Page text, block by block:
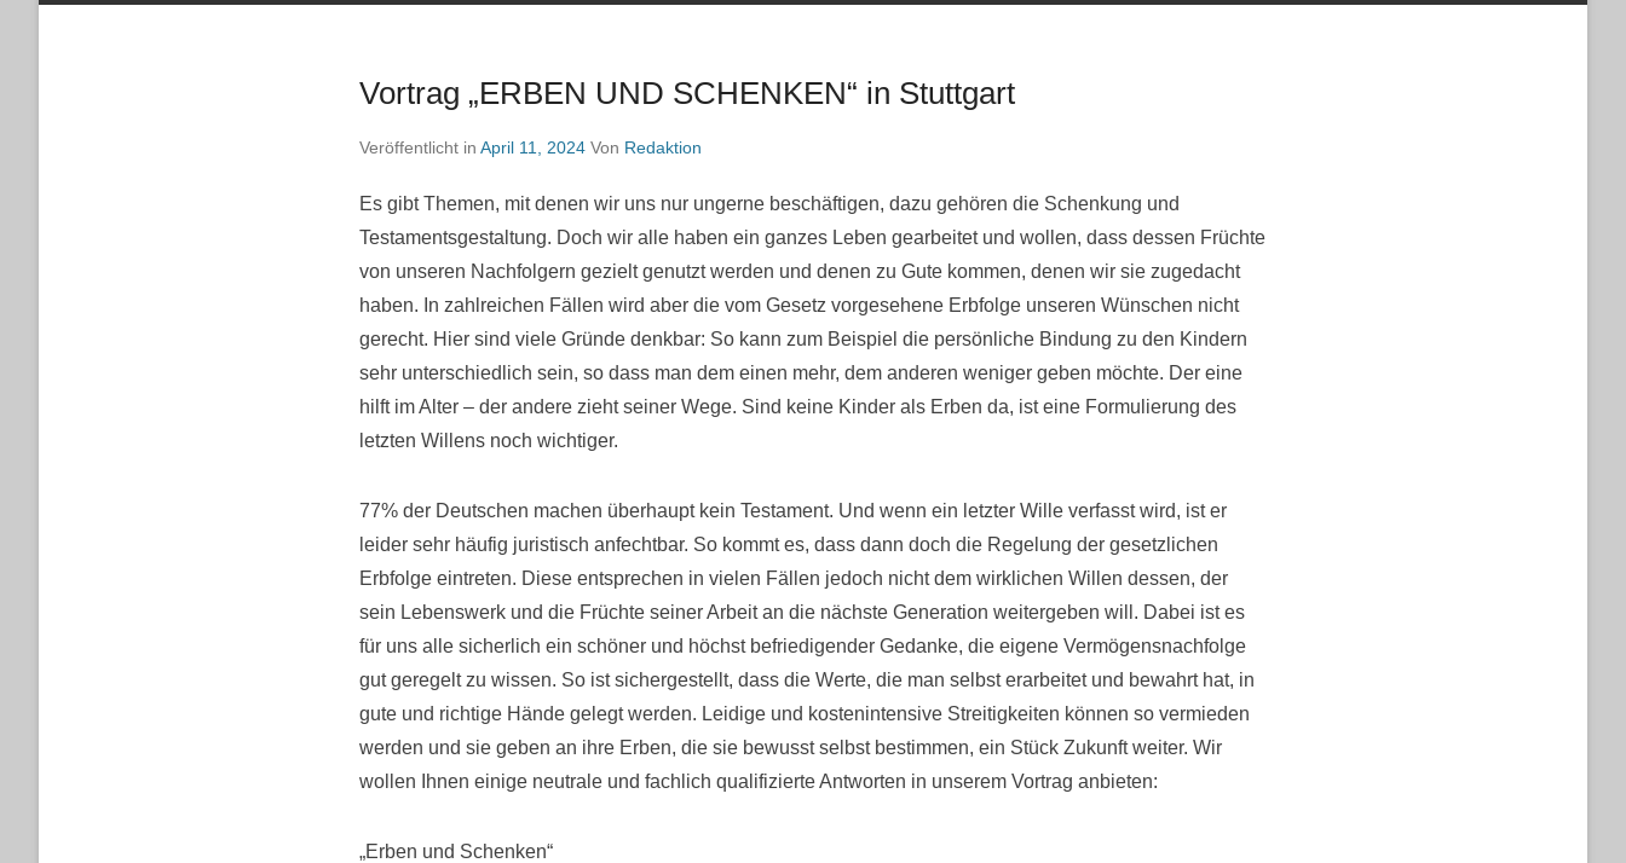
Vortrag „ERBEN UND SCHENKEN“ in Stuttgart
Veröffentlicht in April 11, 2024 Von Redaktion
Es gibt Themen, mit denen wir uns nur ungerne beschäftigen, dazu gehören die Schenkung und
Testamentsgestaltung. Doch wir alle haben ein ganzes Leben gearbeitet und wollen, dass dessen Früchte
von unseren Nachfolgern gezielt genutzt werden und denen zu Gute kommen, denen wir sie zugedacht
haben. In zahlreichen Fällen wird aber die vom Gesetz vorgesehene Erbfolge unseren Wünschen nicht
gerecht. Hier sind viele Gründe denkbar: So kann zum Beispiel die persönliche Bindung zu den Kindern
sehr unterschiedlich sein, so dass man dem einen mehr, dem anderen weniger geben möchte. Der eine
hilft im Alter – der andere zieht seiner Wege. Sind keine Kinder als Erben da, ist eine Formulierung des
letzten Willens noch wichtiger.
77% der Deutschen machen überhaupt kein Testament. Und wenn ein letzter Wille verfasst wird, ist er
leider sehr häufig juristisch anfechtbar. So kommt es, dass dann doch die Regelung der gesetzlichen
Erbfolge eintreten. Diese entsprechen in vielen Fällen jedoch nicht dem wirklichen Willen dessen, der
sein Lebenswerk und die Früchte seiner Arbeit an die nächste Generation weitergeben will. Dabei ist es
für uns alle sicherlich ein schöner und höchst befriedigender Gedanke, die eigene Vermögensnachfolge
gut geregelt zu wissen. So ist sichergestellt, dass die Werte, die man selbst erarbeitet und bewahrt hat, in
gute und richtige Hände gelegt werden. Leidige und kostenintensive Streitigkeiten können so vermieden
werden und sie geben an ihre Erben, die sie bewusst selbst bestimmen, ein Stück Zukunft weiter. Wir
wollen Ihnen einige neutrale und fachlich qualifizierte Antworten in unserem Vortrag anbieten:
„Erben und Schenken“